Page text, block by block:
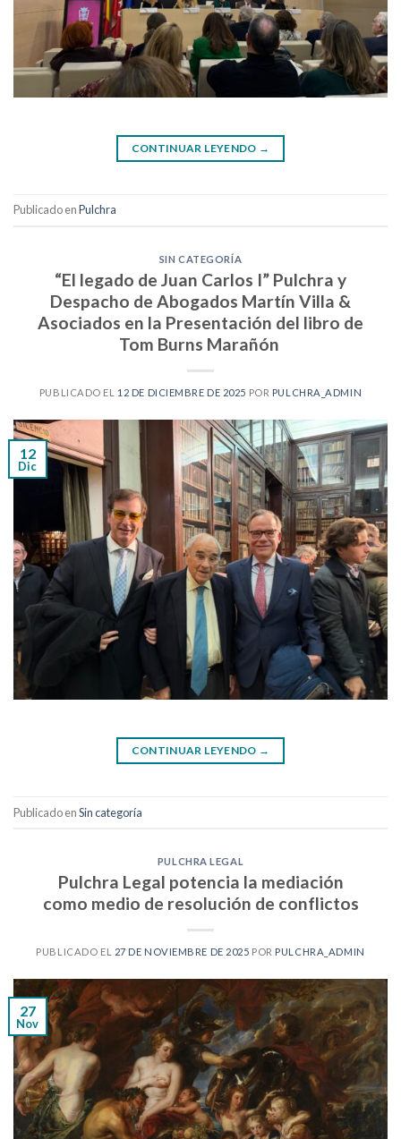
CONTINUAR LEYENDO →
Publicado enPulchra
SIN CATEGORÍA
“El legado de Juan Carlos I” Pulchra y
Despacho de Abogados Martín Villa &
Asociados en la Presentación del libro de
Tom Burns Marañón
PUBLICADO EL 12 DE DICIEMBRE DE 2025 POR PULCHRA_ADMIN
12
Dic
CONTINUAR LEYENDO →
Publicado enSin categoría
PULCHRA LEGAL
Pulchra Legal potencia la mediación
como medio de resolución de conflictos
PUBLICADO EL 27 DE NOVIEMBRE DE 2025 POR PULCHRA_ADMIN
27
Nov